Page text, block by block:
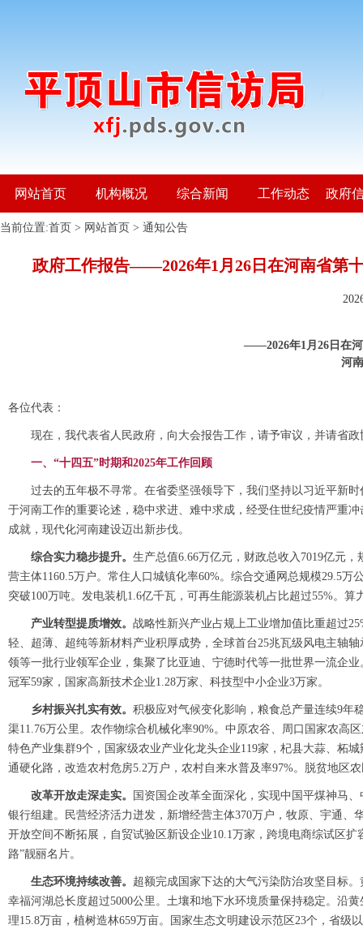
网站首页 机构概况 综合新闻 工作动态 政府
当前位置:首页 > 网站首页 > 通知公告
政府工作报告——2026年1月26日在河南省第
——2026年1月26日在
河
各位代表：
现在，我代表省人民政府，向大会报告工作，请予审议，并请省
一、“十四五”时期和2025年工作回顾
过去的五年极不寻常。 在省委坚强领导下，我们坚持以习近平新
于河南工作的重要论述，稳中求进、难中求成，经受住世纪疫情严重
成就，现代化河南建设迈出新步伐。
综合实力稳步提升。 生产总值6.66万亿元，财政总收入7019亿元
营主体1160.5万户。常住人口城镇化率60%。综合交通网总规模29.5
突破100万吨。发电装机1.6亿千瓦，可再生能源装机占比超过55%。算
产业转型提质增效。 战略性新兴产业占规上工业增加值比重超过
轻、超薄、超纯等新材料产业积厚成势，全球首台25兆瓦级风电主轴
领等一批行业领军企业，集聚了比亚迪、宁德时代等一批世界一流企
冠军59家，国家高新技术企业1.28万家、科技型中小企业3万家。
乡村振兴扎实有效。 积极应对气候变化影响，粮食总产量连续9年
渠11.76万公里。农作物综合机械化率90%。中原农谷、周口国家农高
特色产业集群9个，国家级农业产业化龙头企业119家，杞县大蒜、柘
通硬化路，改造农村危房5.2万户，农村自来水普及率97%。脱贫地区
改革开放走深走实。
国资国企改革全面深化，实现中国平煤神马
银行组建。民营经济活力迸发，新增经营主体370万户，牧原、宇通
开放空间不断拓展，自贸试验区新设企业10.1万家，跨境电商综试区
路”靓丽名片。
生态环境持续改善。 超额完成国家下达的大气污染防治攻坚目标
幸福河湖总长度超过5000公里。土壤和地下水环境质量保持稳定。沿
理15.8万亩，植树造林659万亩。国家生态文明建设示范区23个，省级